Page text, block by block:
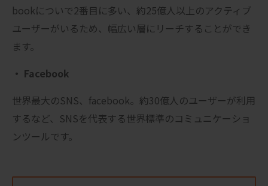
bookについで2番目に多い、約25億人以上のアクティブ
ユーザーがいるため、幅広い層にリーチすることができ
ます。
・ Facebook
世界最大のSNS、facebook。約30億人のユーザーが利用
するなど、SNSを代表する世界標準のコミュニケーショ
ンツールです。